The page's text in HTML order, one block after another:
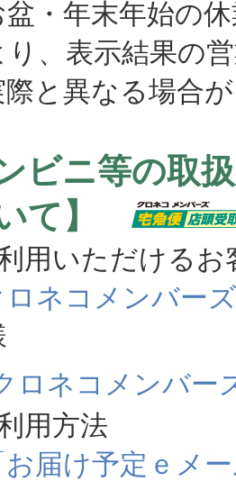
・年末年始の
り、表示結果の
異なる場合が
ンビニ等の取
て】
用いただけるお
ロネコメンバーズ
ロネコメンバー
用方法
お届け予定ｅメ